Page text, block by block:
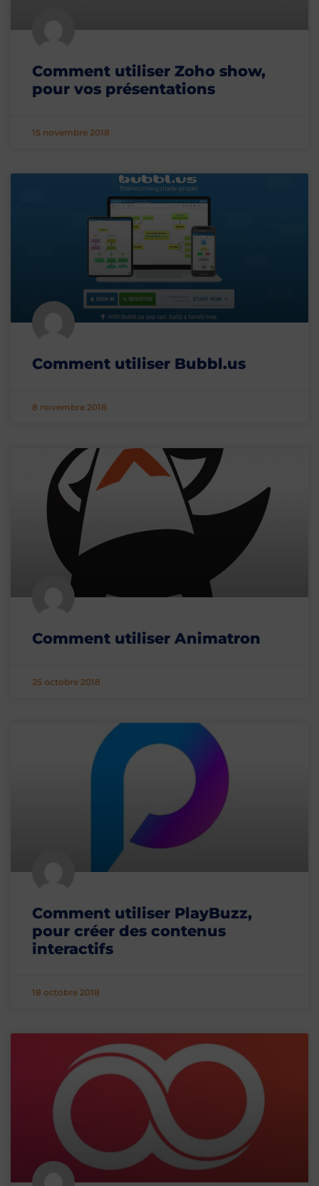
Comment utiliser Zoho show,
pour vos présentations
15 novembre 2018
Comment utiliser Bubbl.us
8 novembre 2018
Comment utiliser Animatron
25 octobre 2018
Comment utiliser PlayBuzz,
pour créer des contenus
interactifs
18 octobre 2018